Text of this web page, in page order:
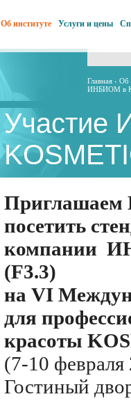
Об институте Услуги и цены
Главная › Об
ИНБИОМ в
Приглашаем
посетить
компании
(F3.3)
на VI
для
красоты
(7-10 февраля
Гостиный